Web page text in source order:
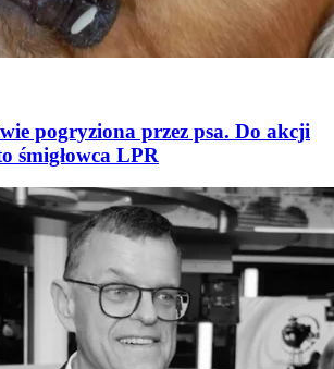
pogryziona przez psa. Do akcji
śmigłowca LPR